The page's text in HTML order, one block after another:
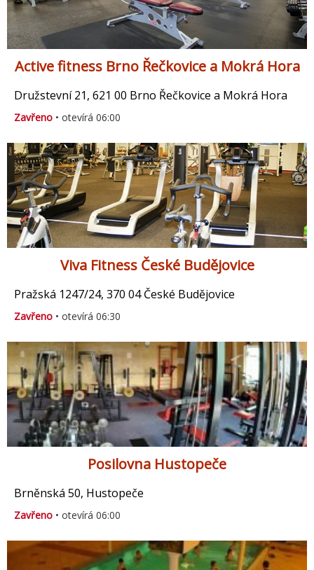
Active fitness Brno Řečkovice a Mokrá Hora
Družstevní 21, 621 00 Brno Řečkovice a Mokrá Hora
Zavřeno • otevírá 06:00
Viva Fitness České Budějovice
Pražská 1247/24, 370 04 České Budějovice
Zavřeno • otevírá 06:30
Posilovna Hustopeče
Brněnská 50, Hustopeče
Zavřeno • otevírá 06:00